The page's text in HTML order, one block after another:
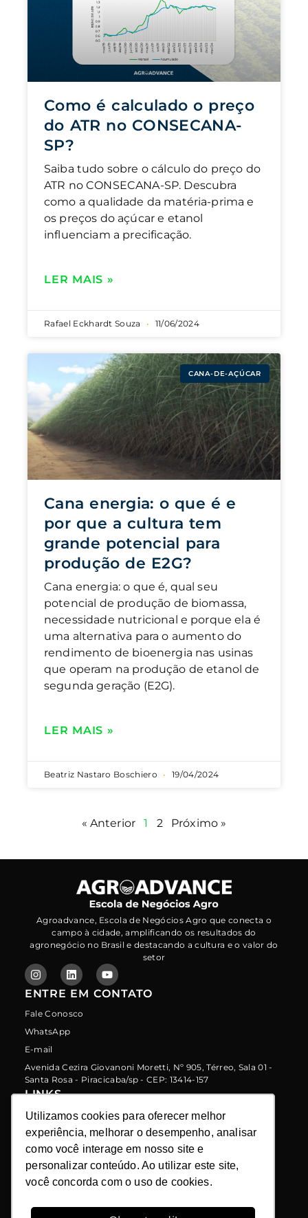
Utilizamos cookies para oferecer melhor
experiência, melhorar o desempenho, analisar
como você interage em nosso site e
personalizar conteúdo. Ao utilizar este site,
você concorda com o uso de cookies.
Utilizamos cookies para oferecer melhor
experiência, melhorar o desempenho, analisar
como você interage em nosso site e
personalizar conteúdo. Ao utilizar este site,
você concorda com o uso de cookies.
Como é calculado o preço
do ATR no CONSECANA-
SP?
Saiba tudo sobre o cálculo do preço do
ATR no CONSECANA-SP. Descubra
como a qualidade da matéria-prima e
os preços do açúcar e etanol
influenciam a precificação.
LER MAIS »
Rafael Eckhardt Souza 11/06/2024
CANA-DE-AÇÚCAR
Cana energia: o que é e
por que a cultura tem
grande potencial para
produção de E2G?
Cana energia: o que é, qual seu
potencial de produção de biomassa,
necessidade nutricional e porque ela é
uma alternativa para o aumento do
rendimento de bioenergia nas usinas
que operam na produção de etanol de
segunda geração (E2G).
LER MAIS »
Beatriz Nastaro Boschiero 19/04/2024
« Anterior 1 2 Próximo »
Agroadvance, Escola de Negócios Agro que conecta o
campo à cidade, amplificando os resultados do
agronegócio no Brasil e destacando a cultura e o valor do
setor
ENTRE EM CONTATO
Fale Conosco
WhatsApp
E-mail
Avenida Cezira Giovanoni Moretti, Nº 905, Térreo, Sala 01 -
Santa Rosa - Piracicaba/sp - CEP: 13414-157
LINKS
Programa de Indicação
Política de Proteção de Dados
Política de Privacidade
Política de Uso de Cookies
Termos de Uso